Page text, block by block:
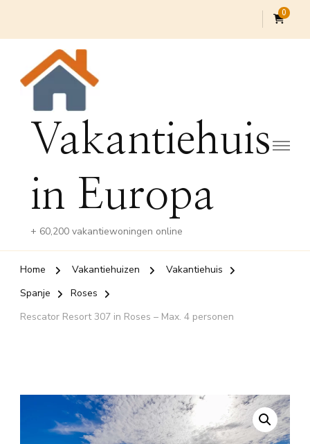
0
Vakantiehuis
in Europa
+ 60,200 vakantiewoningen online
Home Vakantiehuizen
Vakantiehuis
Spanje
Roses
Rescator Resort 307 in Roses – Max. 4 personen